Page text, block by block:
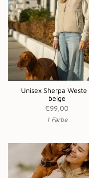
Unisex Sherpa
beige
€99,00
1 Farbe